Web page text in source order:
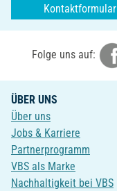
Kontaktformular
Folge uns auf:
ÜBER UNS
Über uns
Jobs & Karriere
Partnerprogramm
VBS als Marke
Nachhaltigkeit bei VBS